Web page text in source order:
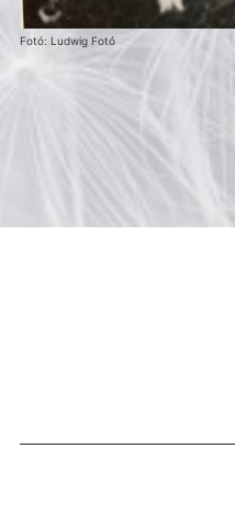
Fotó: Ludwig Fotó